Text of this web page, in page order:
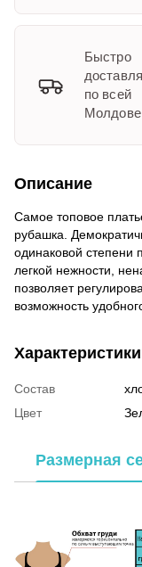
Быстро
по всей
Молдове
Описание
Самое топовое
рубашка.
одинаковой степени
легкой нежности,
позволяет
возможность
Характеристики
Состав
Цвет
Размерная